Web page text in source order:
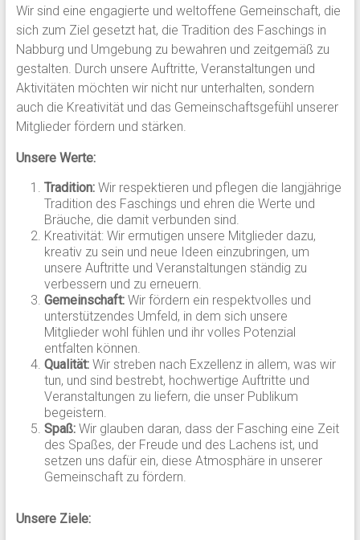
Wir sind eine engagierte und weltoffene Gemeinschaft, die
sich zum Ziel gesetzt hat, die Tradition des Faschings in
Nabburg und Umgebung zu bewahren und zeitgemäß zu
gestalten. Durch unsere Auftritte, Veranstaltungen und
Aktivitäten möchten wir nicht nur unterhalten, sondern
auch die Kreativität und das Gemeinschaftsgefühl unserer
Mitglieder fördern und stärken.
Unsere Werte:
Tradition:Wir respektieren und pflegen die langjährige
Tradition des Faschings und ehren die Werte und
Bräuche, die damit verbunden sind.
Kreativität: Wir ermutigen unsere Mitglieder dazu,
kreativ zu sein und neue Ideen einzubringen, um
unsere Auftritte und Veranstaltungen ständig zu
verbessern und zu erneuern.
Gemeinschaft: Wir fördern ein respektvolles und
unterstützendes Umfeld, in dem sich unsere
Mitglieder wohl fühlen und ihr volles Potenzial
entfalten können.
Qualität: Wir streben nach Exzellenz in allem, was wir
tun, und sind bestrebt, hochwertige Auftritte und
Veranstaltungen zu liefern, die unser Publikum
begeistern.
Spaß: Wir glauben daran, dass der Fasching eine Zeit
des Spaßes, der Freude und des Lachens ist, und
setzen uns dafür ein, diese Atmosphäre in unserer
Gemeinschaft zu fördern.
Unsere Ziele: